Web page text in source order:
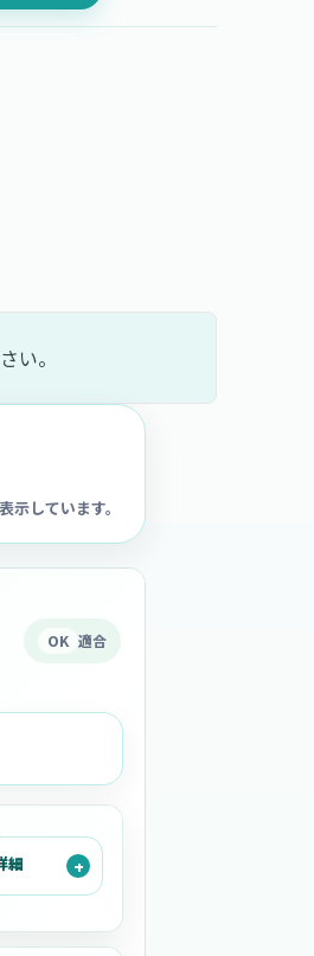
い。
示しています。
OK 適合
細